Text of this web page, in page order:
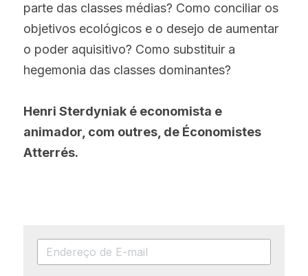
parte das classes médias? Como conciliar os
objetivos ecológicos e o desejo de aumentar
o poder aquisitivo? Como substituir a
hegemonia das classes dominantes?
Henri Sterdyniak é economista e
animador, com outres, de Économistes
Atterrés.